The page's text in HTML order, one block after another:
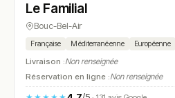
N° 17
Le Familial
Bouc-Bel-Air
Française Méditerranéenne Européenne
Livraison :Non renseignée
Réservation en ligne :Non renseignée